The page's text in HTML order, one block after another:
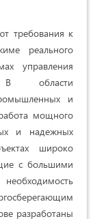
требования к
реального
управления
В области
и
мощного
и надежных
широко
с большими
разработаны